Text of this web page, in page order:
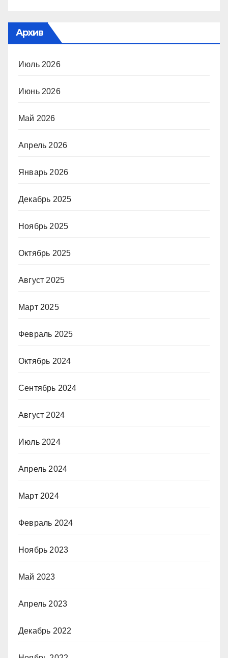
Архив
Июль 2026
Июнь 2026
Май 2026
Апрель 2026
Январь 2026
Декабрь 2025
Ноябрь 2025
Октябрь 2025
Август 2025
Март 2025
Февраль 2025
Октябрь 2024
Сентябрь 2024
Август 2024
Июль 2024
Апрель 2024
Март 2024
Февраль 2024
Ноябрь 2023
Май 2023
Апрель 2023
Декабрь 2022